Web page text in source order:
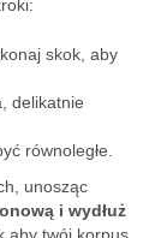
skok, aby
delikatnie
równoległe.
unosząc
i wydłuż